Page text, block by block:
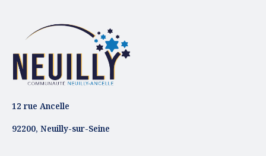
12 rue Ancelle
92200, Neuilly-sur-Seine